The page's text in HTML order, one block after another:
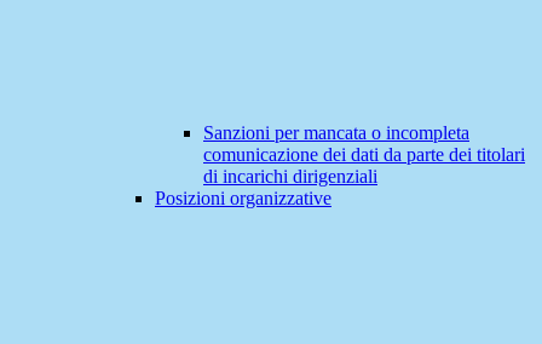
Sanzioni per mancata o incompleta
comunicazione dei dati da parte dei titolari
di incarichi dirigenziali
Posizioni organizzative